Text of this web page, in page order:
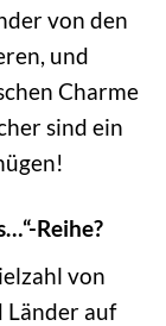
von den
und
Charme
sind ein
Reihe?
von
Länder auf